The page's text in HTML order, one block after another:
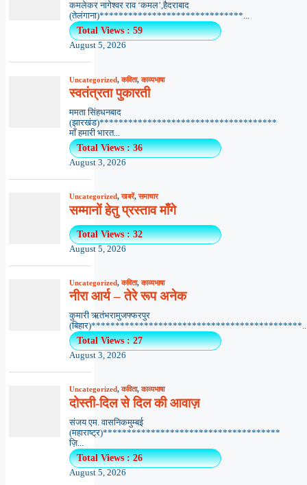
कमलेकर नागेश्वर राव ‘कमल’,हैदराबाद
(तेलंगाना)******************************...
Total Views : 59
August 5, 2026
Uncategorized,कविता,काव्यभाषा
स्वतंत्रता पुकारती
ममता सिंहधनबाद
(झारखंड)*************************************
माँ हमारी भारत...
Total Views : 36
August 3, 2026
Uncategorized,खबरें,समाचार
सम्मानों हेतु प्रस्ताव माँगे
Total Views : 32
August 5, 2026
Uncategorized,कविता,काव्यभाषा
नीरा आर्य – तेरे रूप अनेक
कुमारी ऋतंभरामुजफ्फरपुर
Total Views : 27
August 3, 2026
Uncategorized,कविता,काव्यभाषा
दोस्ती-दिल से दिल की आवाज़
संजय एम. वासनिकमुम्बई
(महाराष्ट्र)*************************************
ज़ि...
Total Views : 26
August 5, 2026